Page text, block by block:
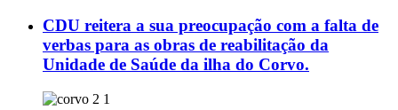
CDU reitera a sua preocupação com a falta de
verbas para as obras de reabilitação da
Unidade de Saúde da ilha do Corvo.